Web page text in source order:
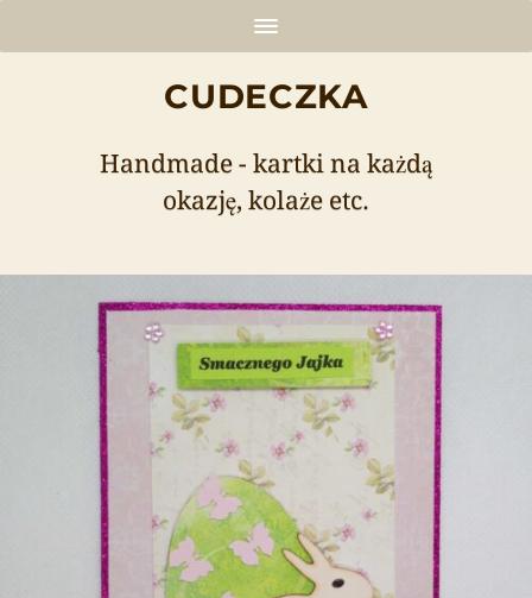
CUDECZKA
Handmade - kartki na każdą
okazję, kolaże etc.